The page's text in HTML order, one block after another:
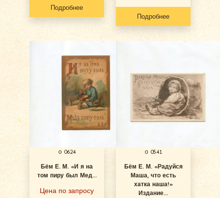
Подробнее
Подробнее
о 0624
Бём Е. М. «И я на
том пиру был Мед...
Цена по запросу
о 0541
Бём Е. М. «Радуйся
Маша, что есть
хатка наша!»
Издание...